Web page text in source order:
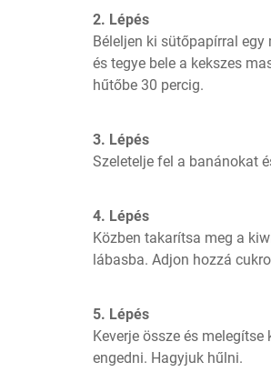
2. Lépés
Béleljen ki sütőpapírral
és tegye bele a kekszes
hűtőbe 30 percig.
3. Lépés
Szeletelje fel a banánokat
4. Lépés
Közben takarítsa meg a
lábasba. Adjon hozzá
5. Lépés
Keverje össze és
engedni. Hagyjuk hűlni.